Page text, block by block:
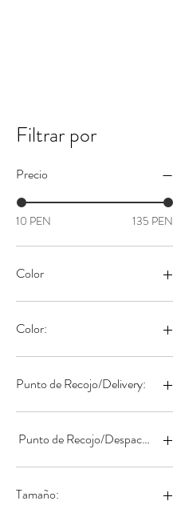
Filtrar por
Precio
10 PEN 135 PEN
Color
Color:
Punto de Recojo/Delivery:
Tienda Miraflores
Punto de Recojo/Despacho:
Tienda Miraflores
Tamaño: